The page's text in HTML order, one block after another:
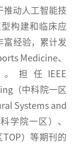
推动人工智能技
构建和临床应
富经验，累计发
Medicine、
。担任IEEE
（中科院一区
Systems and
学院一区）、
）等期刊的